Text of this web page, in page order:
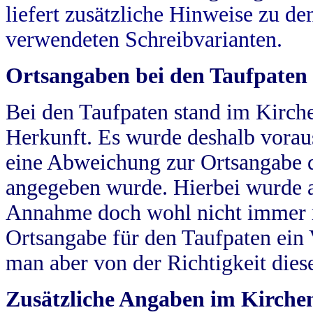
liefert zusätzliche Hinweise zu
verwendeten Schreibvarianten.
Ortsangaben bei den Taufpaten
Bei den Taufpaten stand im
Herkunft. Es wurde deshalb
eine Abweichung zur
angegeben wurde. Hierbei wurde
Annahme doch wohl nicht
Ortsangabe für den Taufpaten
man aber von der Richtigkeit
Zusätzliche Angaben im